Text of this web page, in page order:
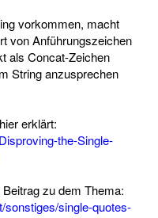
vorkommen, macht
von Anführungszeichen
als Concat-Zeichen
String anzusprechen
erklärt:
the-Single-
zu dem Thema:
sonstiges/single-quotes-